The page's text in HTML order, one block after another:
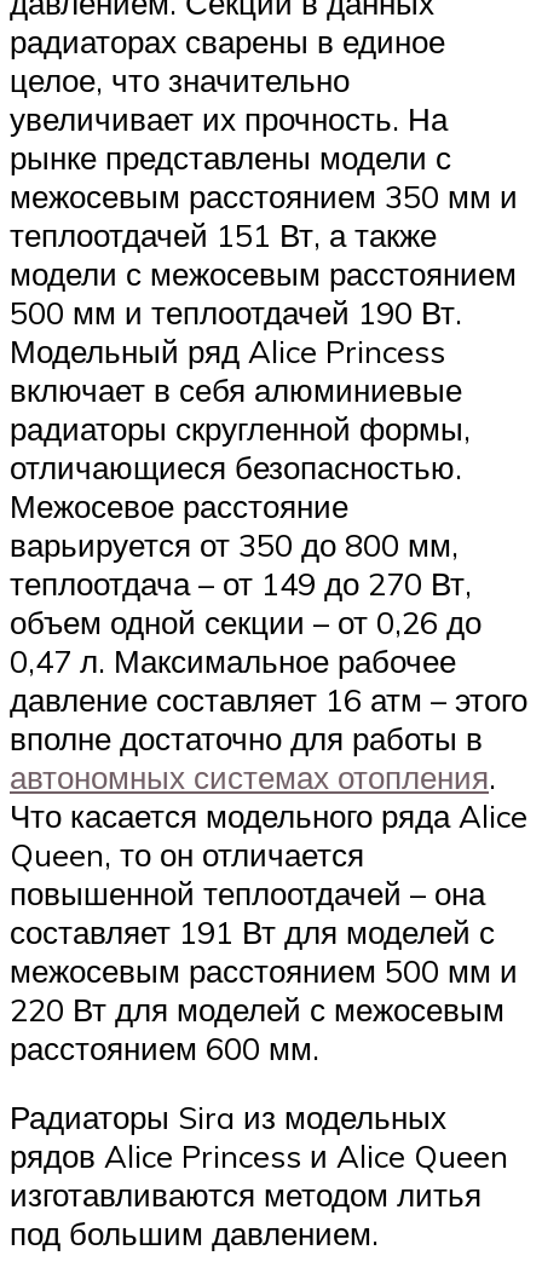
радиаторах сварены в единое
целое, что значительно
увеличивает их прочность. На
рынке представлены модели с
межосевым расстоянием 350 мм и
теплоотдачей 151 Вт, а также
модели с межосевым расстоянием
500 мм и теплоотдачей 190 Вт.
Модельный ряд Alice Princess
включает в себя алюминиевые
радиаторы скругленной формы,
отличающиеся безопасностью.
Межосевое расстояние
варьируется от 350 до 800 мм,
теплоотдача – от 149 до 270 Вт,
объем одной секции – от 0,26 до
0,47 л. Максимальное рабочее
давление составляет 16 атм – этого
вполне достаточно для работы в
автономных системах отопления.
Что касается модельного ряда Alice
Queen, то он отличается
повышенной теплоотдачей – она
составляет 191 Вт для моделей с
межосевым расстоянием 500 мм и
220 Вт для моделей с межосевым
расстоянием 600 мм.
Радиаторы Sira из модельных
рядов Alice Princess и Alice Queen
изготавливаются методом литья
под большим давлением.